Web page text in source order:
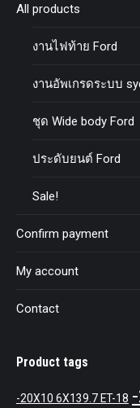
All products
งานไฟท้าย Ford
งานอัพเกรดระบบ
ชุด Wide body Ford
ประดับยนต์ Ford
Sale!
Confirm payment
My account
Contact
Product tags
-20X10 6X139.7 ET-18